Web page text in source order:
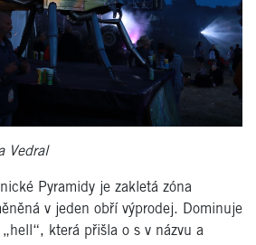
Vedral
Pyramidy je zakletá zóna
v jeden obří výprodej. Dominuje
která přišla o s v názvu a